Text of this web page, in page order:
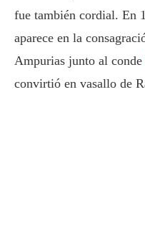
fue también cordial. En
aparece en la
Ampurias junto al conde
convirtió en vasallo de